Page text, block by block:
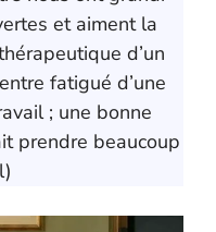
et aiment la
d’un
fatigué d’une
; une bonne
prendre beaucoup